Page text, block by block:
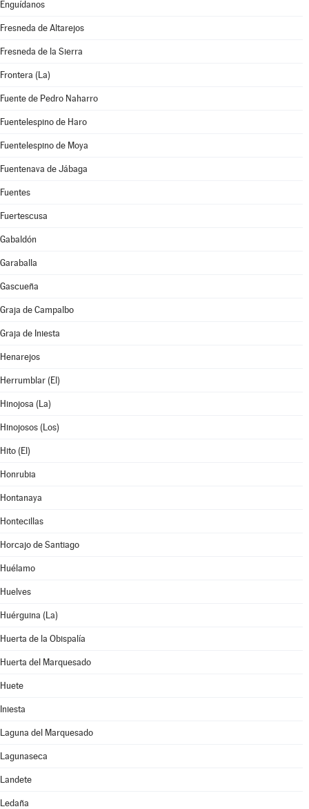
Enguídanos
Fresneda de Altarejos
Fresneda de la Sierra
Frontera (La)
Fuente de Pedro Naharro
Fuentelespino de Haro
Fuentelespino de Moya
Fuentenava de Jábaga
Fuentes
Fuertescusa
Gabaldón
Garaballa
Gascueña
Graja de Campalbo
Graja de Iniesta
Henarejos
Herrumblar (El)
Hinojosa (La)
Hinojosos (Los)
Hito (El)
Honrubia
Hontanaya
Hontecillas
Horcajo de Santiago
Huélamo
Huelves
Huérguina (La)
Huerta de la Obispalía
Huerta del Marquesado
Huete
Iniesta
Laguna del Marquesado
Lagunaseca
Landete
Ledaña